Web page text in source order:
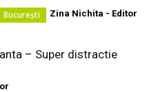
București Zina Nichita - Editor
– Super distractie